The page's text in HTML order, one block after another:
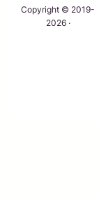
Copyright © 2019-
2026 ·